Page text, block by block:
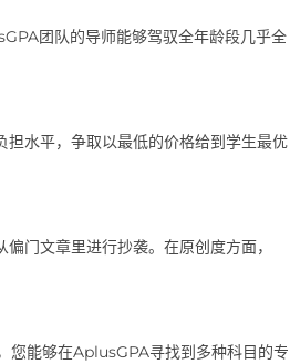
团队的导师能够驾驭全年龄段几乎全
水平，争取以最低的价格给到学生最优
门文章里进行抄袭。在原创度方面，
您能够在AplusGPA寻找到多种科目的专